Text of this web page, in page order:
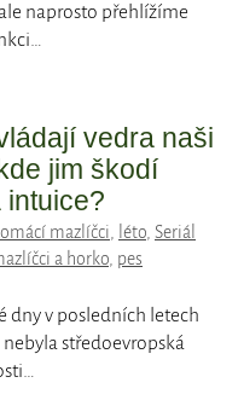
naprosto přehlížíme
vedra naši
jim škodí
intuice?
mazlíčci, léto, Seriál
a horko, pes
dny v posledních letech
středoevropská